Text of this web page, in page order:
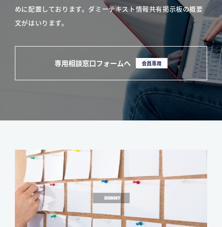
めに配置しております。ダミーテキスト情報共有掲示板の概要
文がはいります。
専用相談窓口フォームへ 会員専用